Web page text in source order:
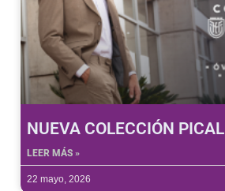
NUEVA COLECCIÓN PICAL
LEER MÁS »
22 mayo, 2026